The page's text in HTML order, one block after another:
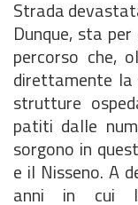
Strada
Dunque, sta
percorso che,
direttamente
strutture
patiti dalle
sorgono in
e il Nisseno. A
anni in cui